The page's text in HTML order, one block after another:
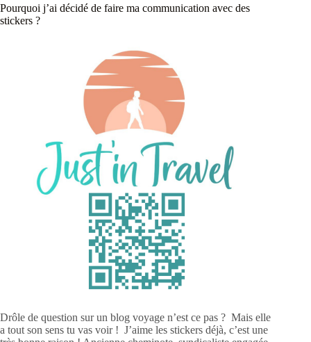
Pourquoi j’ai décidé de faire ma communication avec des
stickers ?
Drôle de question sur un blog voyage n’est ce pas ? Mais elle
a tout son sens tu vas voir ! J’aime les stickers déjà, c’est une